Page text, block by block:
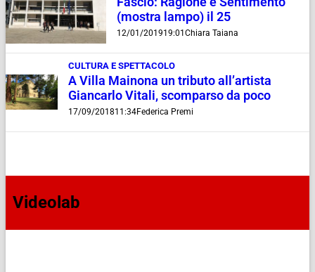
(mostra lampo) il 25
12/01/201919:01Chiara Taiana
CULTURA E SPETTACOLO
A Villa Mainona un tributo all’artista
Giancarlo Vitali, scomparso da poco
17/09/201811:34Federica Premi
Videolab